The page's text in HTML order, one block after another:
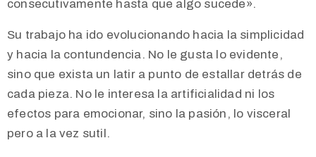
consecutivamente hasta que algo sucede».
Su trabajo ha ido evolucionando hacia la simplicidad
y hacia la contundencia. No le gusta lo evidente,
sino que exista un latir a punto de estallar detrás de
cada pieza. No le interesa la artificialidad ni los
efectos para emocionar, sino la pasión, lo visceral
pero a la vez sutil.